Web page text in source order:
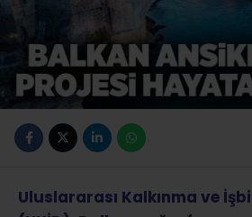
Uluslararası Kalkınma ve